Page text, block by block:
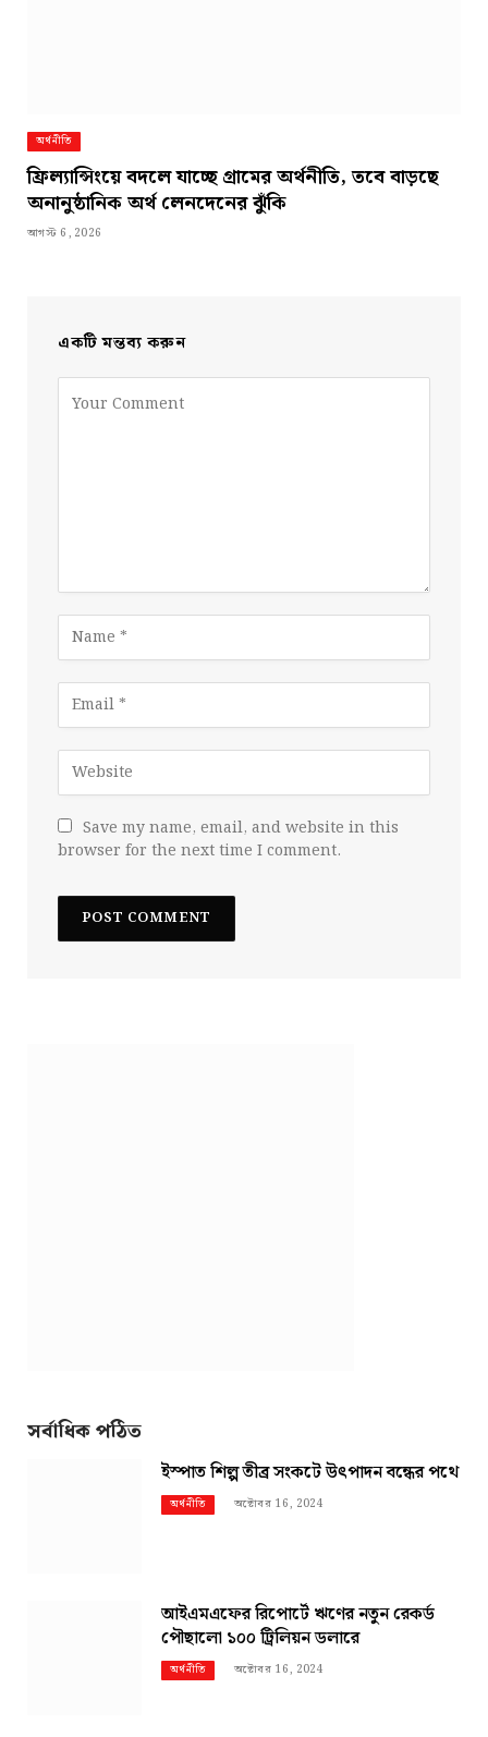
অর্থনীতি
ফ্রিল্যান্সিংয়ে বদলে যাচ্ছে গ্রামের অর্থনীতি, তবে বাড়ছে
অনানুষ্ঠানিক অর্থ লেনদেনের ঝুঁকি
আগস্ট 6, 2026
একটি মন্তব্য করুন
Save my name, email, and website in this
browser for the next time I comment.
সর্বাধিক পঠিত
ইস্পাত শিল্প তীব্র সংকটে উৎপাদন বন্ধের পথে
অর্থনীতি অক্টোবর 16, 2024
আইএমএফের রিপোর্টে ঋণের নতুন রেকর্ড
পৌছালো ১০০ ট্রিলিয়ন ডলারে
অর্থনীতি অক্টোবর 16, 2024